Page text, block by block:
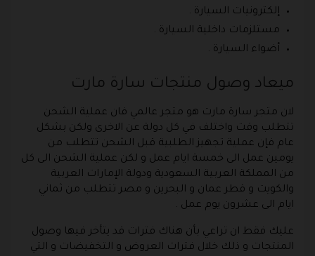
إلكترونيات السيارة .
مستلزمات داخلية السيارة .
أضواء السيارة .
ميعاد وصول منتجات سارة مارت
لان متجر سارة مارت هو متجر عالمي فان عملية الشحن
تتطلب وقت واختلف في كل دولة عن الاخرى ولكن بشكل
عام فإن عملية تجهيز الطلبية قبل الشحن تتطلب من
يومين عمل الى خمسة ايام عمل و لكن عملية الشحن الى كل
من المملكة العربية السعودية ودولة الإمارات العربية
والكويت و قطر عمان و البحرين و مصر تتطلب من ثماني
ايام الى عشرون يوم عمل .
عليك فقط ان تراعي بأن هناك فترات قد يتأخر فيها وصول
المنتجات و ذلك خلال فترات العروض و التخفيضات و التي